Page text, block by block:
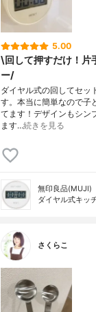
5.00
\回して押すだけ！片
ー/
ダイヤル式の回してセッ
す。本当に簡単なので子
てます！デザインもシン
ます…続きを見る
無印良品(MUJI)
ダイヤル式キッ
さくらこ